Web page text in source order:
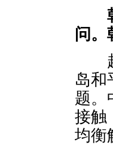
问。
赵
岛和
题。
接触
均衡